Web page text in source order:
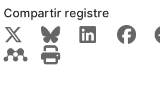
Compartir registre